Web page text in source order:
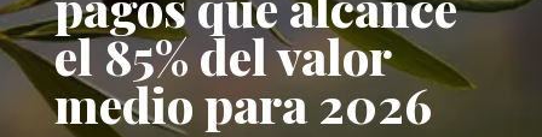
el 85% del valor
medio para 2026